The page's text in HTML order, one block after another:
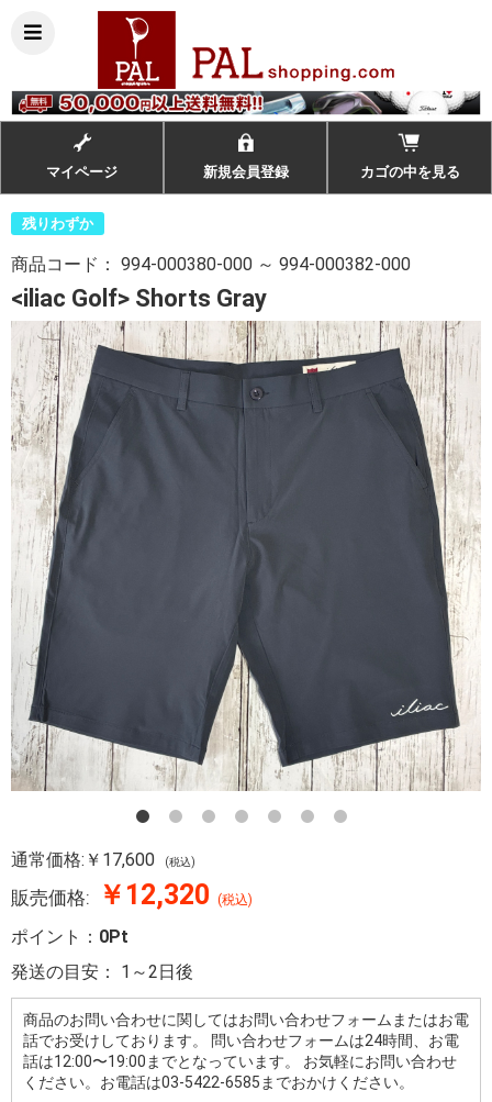
マイページ 新規会員登録 カゴの中を見る
残りわずか
商品コード： 994-000380-000 ～ 994-000382-000
<iliac Golf> Shorts Gray
通常価格: ￥17,600 (税込)
販売価格: ￥12,320 (税込)
ポイント： 0Pt
発送の目安： 1～2日後
商品のお問い合わせに関してはお問い合わせフォームまたはお電
話でお受けしております。 問い合わせフォームは24時間、お電
話は12:00〜19:00までとなっています。 お気軽にお問い合わせ
ください。お電話は03-5422-6585までおかけください。